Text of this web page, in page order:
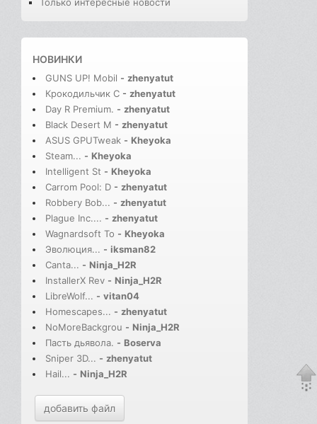
Только интересные новости
НОВИНКИ
GUNS UP! Mobil - zhenyatut
Крокодильчик С - zhenyatut
Day R Premium. - zhenyatut
Black Desert M - zhenyatut
ASUS GPUTweak - Kheyoka
Steam... - Kheyoka
Intelligent St - Kheyoka
Carrom Pool: D - zhenyatut
Robbery Bob... - zhenyatut
Plague Inc.... - zhenyatut
Wagnardsoft To - Kheyoka
Эволюция... - iksman82
Canta... - Ninja_H2R
InstallerX Rev - Ninja_H2R
LibreWolf... - vitan04
Homescapes... - zhenyatut
NoMoreBackgrou - Ninja_H2R
Пасть дьявола. - Boserva
Sniper 3D... - zhenyatut
Hail... - Ninja_H2R
добавить файл